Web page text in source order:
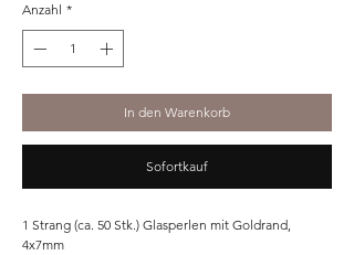
Anzahl *
In den Warenkorb
Sofortkauf
1 Strang (ca. 50 Stk.) Glasperlen mit Goldrand,
4x7mm